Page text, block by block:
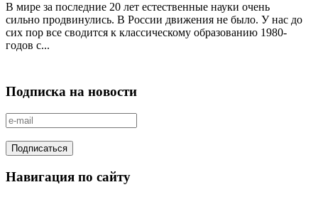
В мире за последние 20 лет естественные науки очень
сильно продвинулись. В России движения не было. У нас до
сих пор все сводится к классическому образованию 1980-
годов с...
Подписка на новости
Навигация по сайту